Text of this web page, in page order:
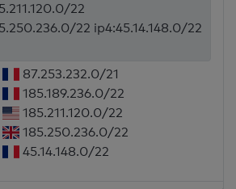
22
22 ip4:45.14.148.0/22
87.253.232.0/21
185.189.236.0/22
185.211.120.0/22
185.250.236.0/22
45.14.148.0/22